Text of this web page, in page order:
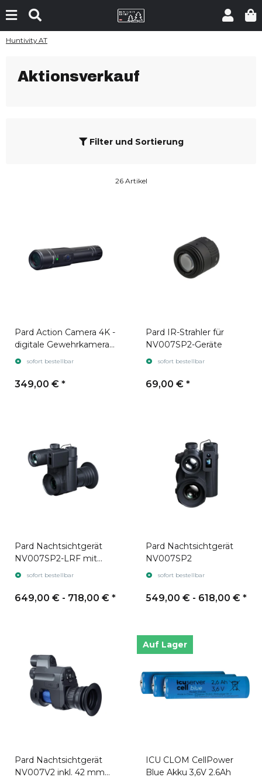
Huntivity AT
Aktionsverkauf
Filter und Sortierung
26 Artikel
Pard Action Camera 4K -
digitale Gewehrkamera /
Laufkamera
sofort bestellbar
349,00 € *
Pard IR-Strahler für
NV007SP2-Geräte
sofort bestellbar
69,00 € *
Pard Nachtsichtgerät
NV007SP2-LRF mit
Laser-sofort bestellbar
649,00 € - 718,00 € *
Pard Nachtsichtgerät
NV007SP2
sofort bestellbar
549,00 € - 618,00 € *
Pard Nachtsichtgerät
NV007V2 inkl. 42 mm
Auf Lager
ICU CLOM CellPower
Blue Akku 3,6V 2.6Ah